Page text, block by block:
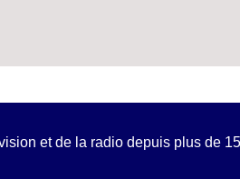
et de la radio depuis plus de